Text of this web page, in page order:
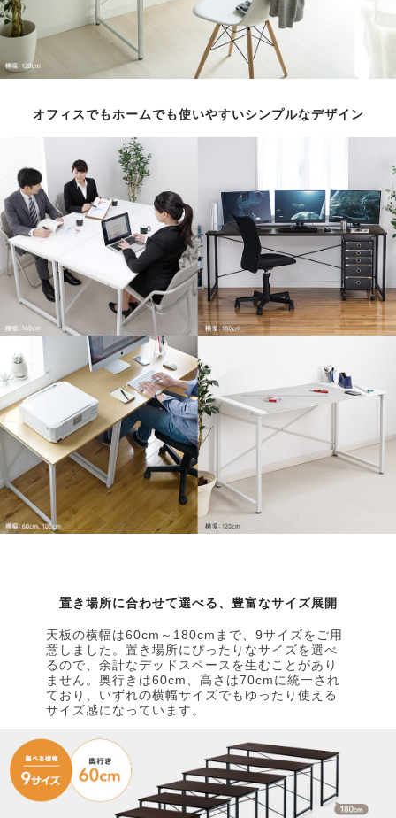
オフィスでもホームでも使いやすいシンプルなデザイン
置き場所に合わせて選べる、豊富なサイズ展開
天板の横幅は60cm～180cmまで、9サイズをご用
意しました。置き場所にぴったりなサイズを選べ
るので、余計なデッドスペースを生むことがあり
ません。奥行きは60cm、高さは70cmに統一され
ており、いずれの横幅サイズでもゆったり使える
サイズ感になっています。